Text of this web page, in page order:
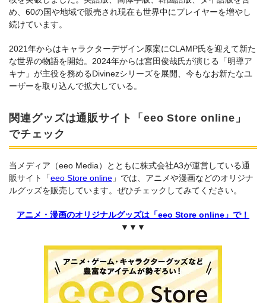
め、60の国や地域で販売され現在も世界中にプレイヤーを増やし
続けています。
2021年からはキャラクターデザイン原案にCLAMP⽒を迎えて新た
な世界の物語を開始。2024年からは宮⽥俊哉⽒が演じる「明導ア
キナ」が主役を務めるDivinezシリーズを展開、今もなお新たなユ
ーザーを取り込んで拡⼤している。
関連グッズは通販サイト「eeo Store online」
でチェック
当メディア（eeo Media）とともに株式会社A3が運営している通
販サイト「eeo Store online 」では、アニメや漫画などのオリジナ
ルグッズを販売しています。ぜひチェックしてみてください。
アニメ・漫画のオリジナルグッズは「eeo Store online」で！
▼▼▼